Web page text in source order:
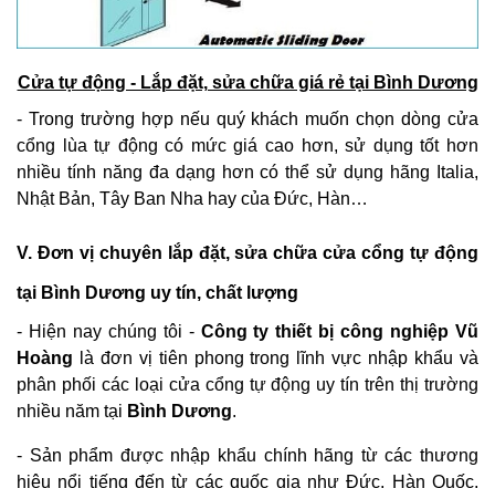
Cửa tự động - Lắp đặt, sửa chữa giá rẻ tại Bình Dương
- Trong trường hợp nếu quý khách muốn chọn dòng cửa
cổng lùa tự động có mức giá cao hơn, sử dụng tốt hơn
nhiều tính năng đa dạng hơn có thể sử dụng hãng Italia,
Nhật Bản, Tây Ban Nha hay của Đức, Hàn…
V. Đơn vị chuyên lắp đặt, sửa chữa cửa cổng tự động
tại Bình Dương uy tín, chất lượng
- Hiện nay chúng tôi - Công ty thiết bị công nghiệp Vũ
Hoàng là đơn vị tiên phong trong lĩnh vực nhập khẩu và
phân phối các loại cửa cổng tự động uy tín trên thị trường
nhiều năm tại Bình Dương.
- Sản phẩm được nhập khẩu chính hãng từ các thương
hiệu nổi tiếng đến từ các quốc gia như Đức, Hàn Quốc,